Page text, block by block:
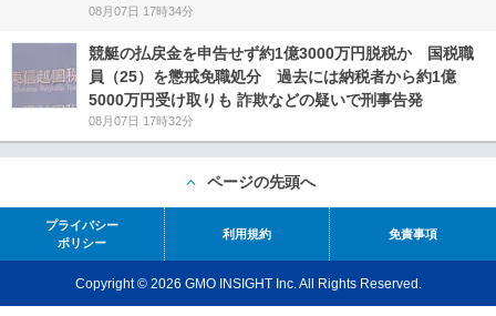
08月07日 17時34分
競艇の払戻金を申告せず約1億3000万円脱税か 国税職
員（25）を懲戒免職処分 過去には納税者から約1億
5000万円受け取りも 詐欺などの疑いで刑事告発
08月07日 17時32分
ページの先頭へ
プライバシー
ポリシー
利用規約 免責事項
Copyright © 2026 GMO INSIGHT Inc. All Rights Reserved.